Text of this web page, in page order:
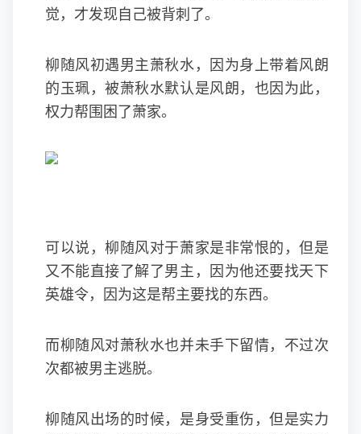
觉，才发现自己被背刺了。
柳随风初遇男主萧秋水，因为身上带着风朗
的玉珮，被萧秋水默认是风朗，也因为此，
权力帮围困了萧家。
可以说，柳随风对于萧家是非常恨的，但是
又不能直接了解了男主，因为他还要找天下
英雄令，因为这是帮主要找的东西。
而柳随风对萧秋水也并未手下留情，不过次
次都被男主逃脱。
柳随风出场的时候，是身受重伤，但是实力